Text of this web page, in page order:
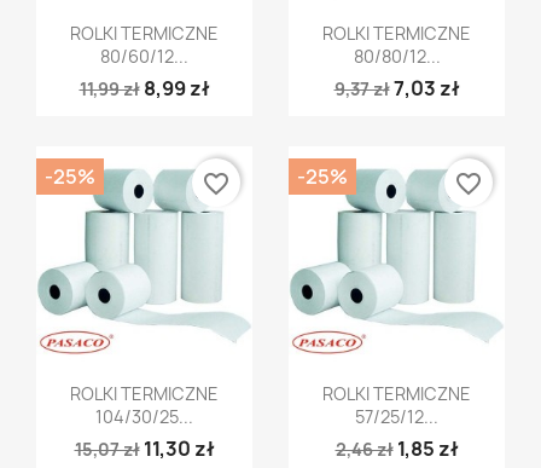
Szybki podgląd
ROLKI TERMICZNE
80/60/12...
11,99 zł 8,99 zł
Szybki podgląd
ROLKI TERMICZNE
80/80/12...
9,37 zł7,03 zł
Szybki podgląd
ROLKI TERMICZNE
104/30/25...
15,07 zł 11,30 zł
-25% favorite_border
Szybki podgląd
ROLKI TERMICZNE
57/25/12...
2,46 zł 1,85 zł
-25% favorite_border